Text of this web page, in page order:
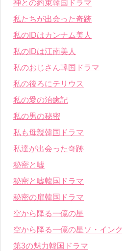
神との約束韓国ドラマ
私たちが出会った奇跡
私のIDはカンナム美人
私のIDは江南美人
私のおじさん韓国ドラマ
私の後ろにテリウス
私の愛の治癒記
私の男の秘密
私も母親韓国ドラマ
私達が出会った奇跡
秘密と嘘
秘密と嘘韓国ドラマ
秘密の扉韓国ドラマ
空から降る一億の星
空から降る一億の星ソ・イン
第3の魅力韓国ドラマ